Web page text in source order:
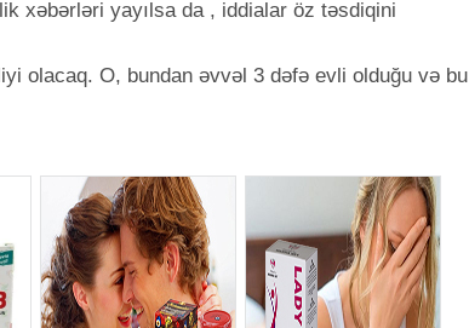
xəbərləri yayılsa da , iddialar öz təsdiqini
olacaq. O, bundan əvvəl 3 dəfə evli olduğu və bu